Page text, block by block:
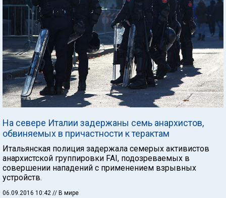
На севере Италии задержаны семь анархистов,
обвиняемых в причастности к терактам
Итальянская полиция задержала семерых активистов
анархистской группировки FAI, подозреваемых в
совершении нападений с применением взрывных
устройств.
06.09.2016 10:42 // В мире